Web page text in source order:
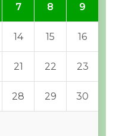
7 8 9
14 15 16
21 22 23
28 29 30